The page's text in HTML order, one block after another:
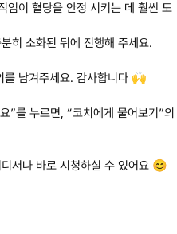
임이 혈당을 안정 시키는 데 훨씬 도
히 소화된 뒤에 진행해 주세요.
를 남겨주세요. 감사합니다 🙌
를 누르면, “코치에게 물어보기”의
서나 바로 시청하실 수 있어요 😊